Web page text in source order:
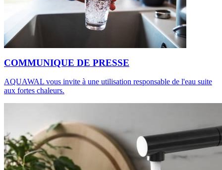
COMMUNIQUE DE PRESSE
AQUAWAL vous invite à une utilisation responsable de l'eau suite
aux fortes chaleurs.